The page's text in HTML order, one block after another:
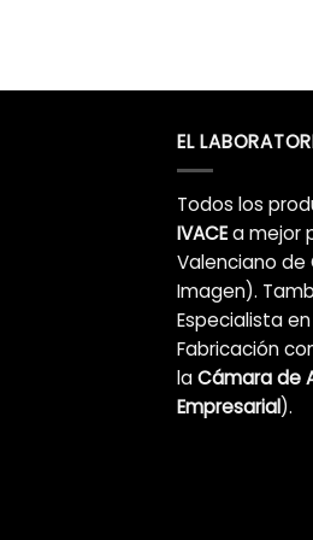
EL
Todos los
IVACEa mejor
Valenciano de
Imagen).
Especialista
Fabricación
laCámara de
Empresarial).